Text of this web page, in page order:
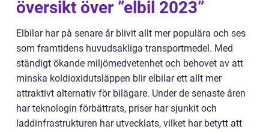
översikt över ”elbil 2023”
Elbilar har på senare år blivit allt mer populära och ses
som framtidens huvudsakliga transportmedel. Med
ständigt ökande miljömedvetenhet och behovet av att
minska koldioxidutsläppen blir elbilar ett allt mer
attraktivt alternativ för bilägare. Under de senaste åren
har teknologin förbättrats, priser har sjunkit och
laddinfrastrukturen har utvecklats, vilket har betytt att